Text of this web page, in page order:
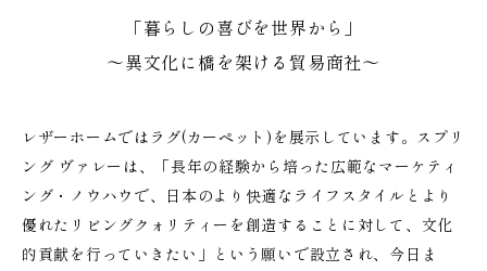
「暮らしの喜びを世界から」
～異文化に橋を架ける貿易商社～
レザーホームではラグ(カーペット)を展示しています。スプリ
ング ヴァレーは、「長年の経験から培った広範なマーケティ
ング・ノウハウで、日本のより快適なライフスタイルとより
優れたリビングクォリティーを創造することに対して、文化
的貢献を行っていきたい」という願いで設立され、今日ま